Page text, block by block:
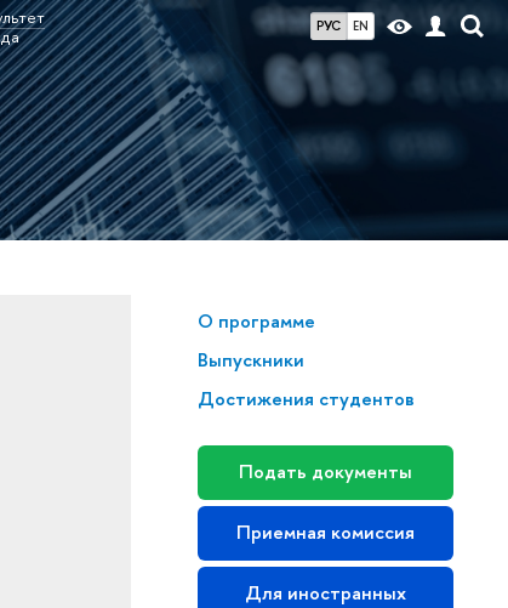
РУС EN
О программе
Выпускники
Достижения студентов
Подать документы
Приемная комиссия
Для иностранных